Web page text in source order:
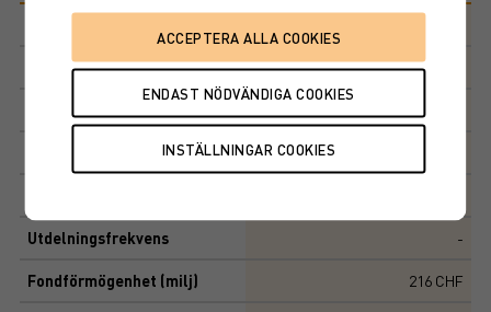
LU0026741651
Utdelningsfrekvens -
Fondförmögenhet (milj) 216 CHF